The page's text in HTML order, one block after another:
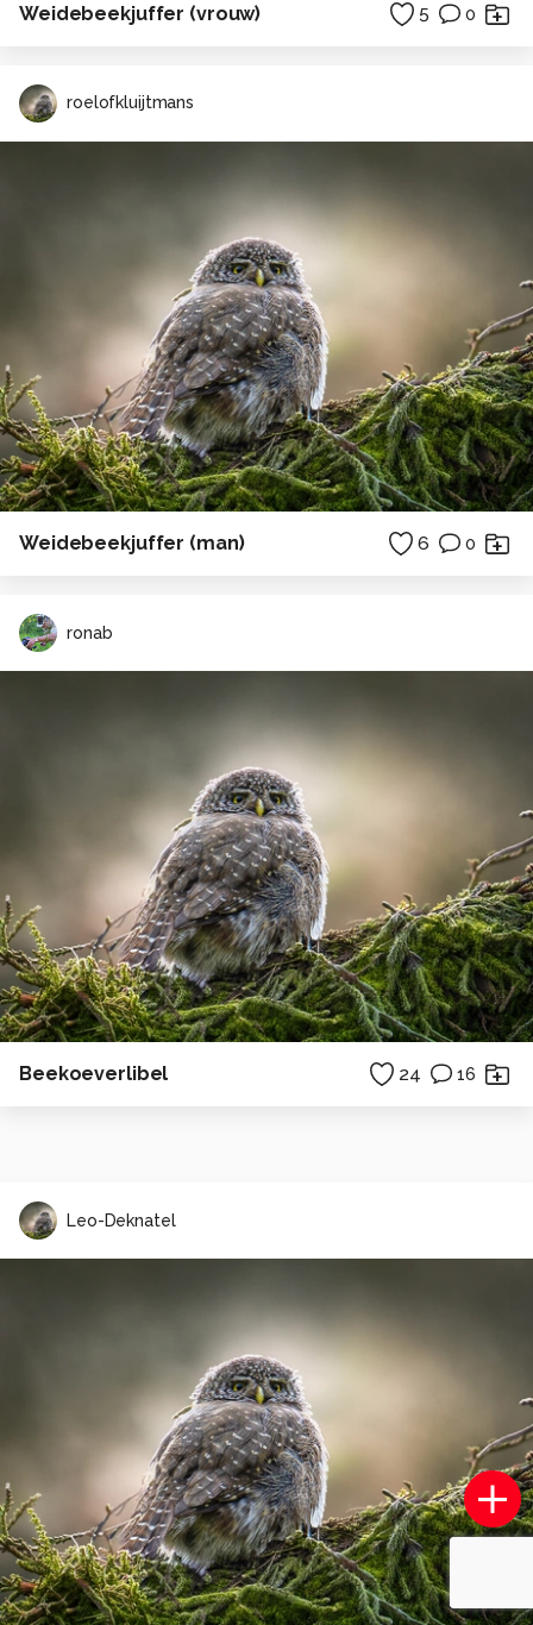
Weidebeekjuffer (vrouw) 5 0
roelofkluijtmans
Weidebeekjuffer (man) 6 0
ronab
Beekoeverlibel 24 16
Leo-Deknatel